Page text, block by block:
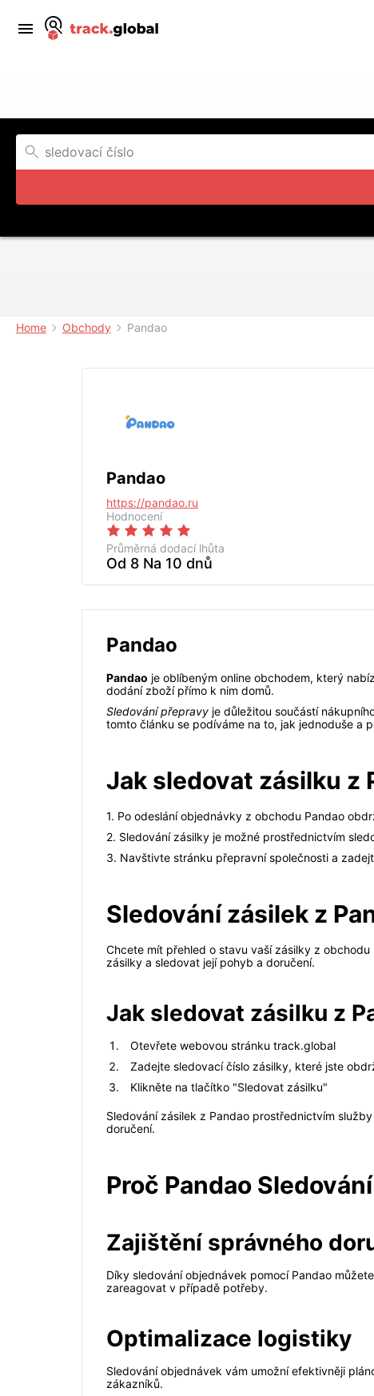
Home Obchody Pandao
Pandao
https://pandao.ru
Hodnocení
Průměrná dodací lhůta
Od 8 Na 10 dnů
Pandao
Pandao je oblíbeným online obchodem, který
dodání zboží přímo k nim domů.
Sledování přepravy je důležitou součástí
tomto článku se podíváme na to, jak jednoduše a
Jak sledovat zásilku z
1. Po odeslání objednávky z obchodu Pandao
2. Sledování zásilky je možné prostřednictvím
3. Navštivte stránku přepravní společnosti a
Sledování zásilek z
Chcete mít přehled o stavu vaší zásilky z
zásilky a sledovat její pohyb a doručení.
Jak sledovat zásilku z
Otevřete webovou stránku track.global
Zadejte sledovací číslo zásilky, které jste
Klikněte na tlačítko "Sledovat zásilku"
Sledování zásilek z Pandao prostřednictvím
doručení.
Proč Pandao
Zajištění správného
Díky sledování objednávek pomocí Pandao
zareagovat v případě potřeby.
Optimalizace logistiky
Sledování objednávek vám umožní efektivněji
zákazníků.